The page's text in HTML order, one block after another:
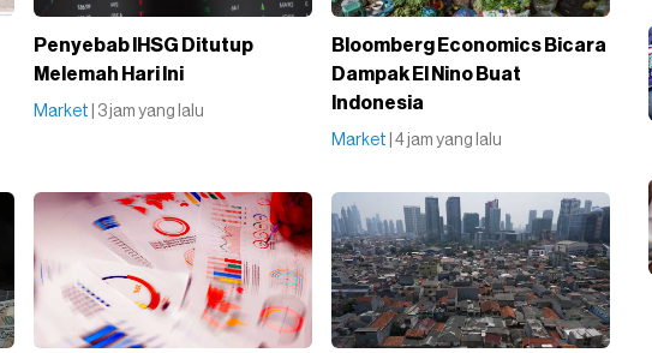
Penyebab IHSG Ditutup
Melemah Hari Ini
Market | 3 jam yang lalu
Bloomberg Economics Bicara
Dampak El Nino Buat
Indonesia
Market | 4 jam yang lalu